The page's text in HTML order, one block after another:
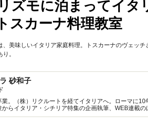
ズモに泊まってイ
スカーナ料理教室
、美味しいイタリア家庭料理。トスカーナのヴェッ
。
砂和子
業。（株）リクルートを経てイタリアへ。ローマに
からイタリア・シチリア特集の企画執筆、WEB連載
さい！ 国際ジャーナリスト協会会員・イタリア商工会